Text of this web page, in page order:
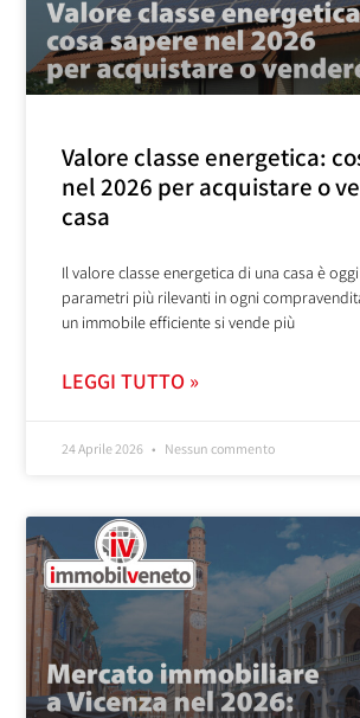
Valore classe energetica:
nel 2026 per acquistare o
casa
Il valore classe energetica di una casa è
parametri più rilevanti in ogni
un immobile efficiente si vende più
LEGGI TUTTO »
24 Aprile 2026 Nessun commento